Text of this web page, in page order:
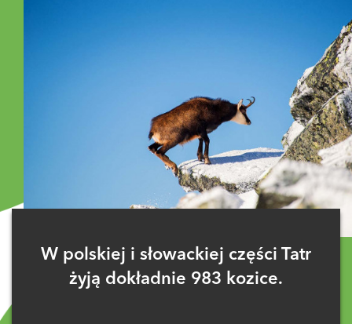
W polskiej i słowackiej części Tatr
żyją dokładnie 983 kozice.